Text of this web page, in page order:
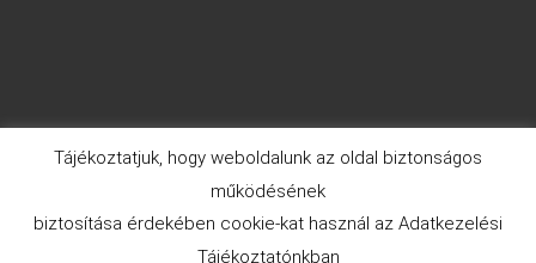
Tájékoztatjuk, hogy weboldalunk az oldal biztonságos
működésének
biztosítása érdekében cookie-kat használ az Adatkezelési
Tájékoztatónkban